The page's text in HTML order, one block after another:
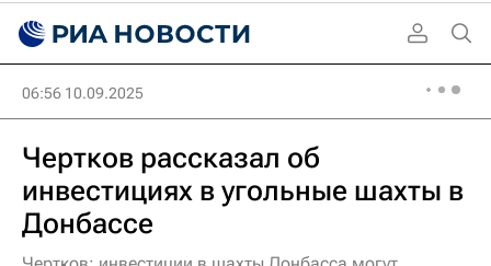
06:56 10.09.2025
Чертков рассказал об
инвестициях в угольные шахты в
Донбассе